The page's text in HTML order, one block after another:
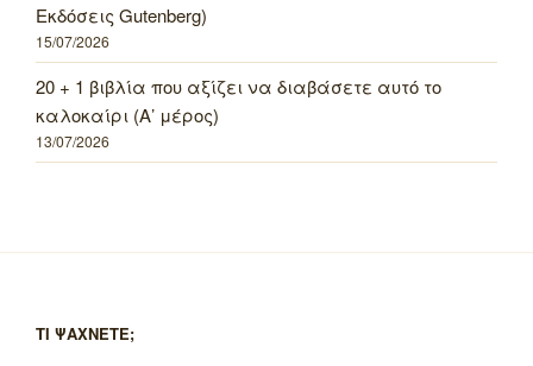
Εκδόσεις Gutenberg)
15/07/2026
20 + 1 βιβλία που αξίζει να διαβάσετε αυτό το
καλοκαίρι (Α’ μέρος)
13/07/2026
ΤΙ ΨΑΧΝΕΤΕ;